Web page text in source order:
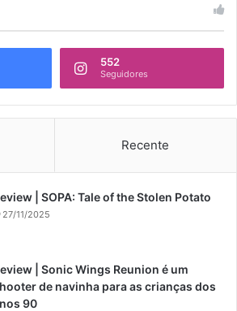
552
Seguidores
Recente
| SOPA: Tale of the Stolen Potato
27/11/2025
| Sonic Wings Reunion é um
de navinha para as crianças dos
90